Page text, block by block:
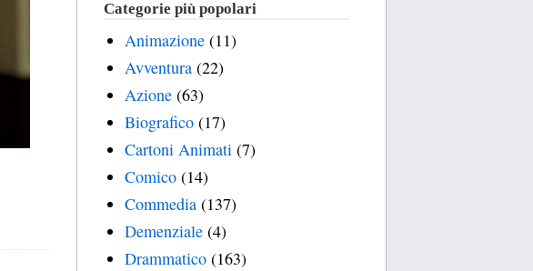
Categorie più popolari
Animazione (11)
Avventura (22)
Azione (63)
Biografico (17)
Cartoni Animati (7)
Comico (14)
Commedia (137)
Demenziale (4)
Drammatico (163)